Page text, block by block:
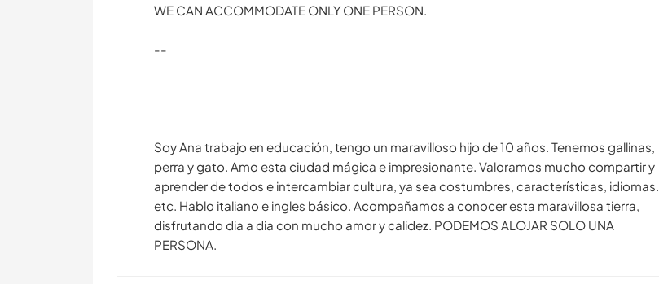
WE CAN ACCOMMODATE ONLY ONE PERSON.
--
Soy Ana trabajo en educación, tengo un maravilloso hijo de 10 años. Tenemos gallinas,
perra y gato. Amo esta ciudad mágica e impresionante. Valoramos mucho compartir y
aprender de todos e intercambiar cultura, ya sea costumbres, características, idiomas.
etc. Hablo italiano e ingles básico. Acompañamos a conocer esta maravillosa tierra,
disfrutando dia a dia con mucho amor y calidez. PODEMOS ALOJAR SOLO UNA
PERSONA.